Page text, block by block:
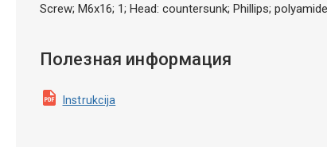
Screw; M6x16; 1; Head: countersunk; Phillips;
Полезная информация
Instrukcija